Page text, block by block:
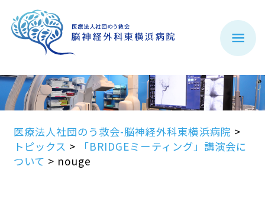
医療法人社団のう救会-脳神経外科東横浜病院 >
トピックス >
「BRIDGEミーティング」講演会に
ついて > nouge